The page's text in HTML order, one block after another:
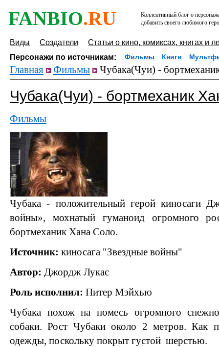
FANBIO.RU
Коллективный блог о
добавить своего любимого
Виды Создатели
Статьи о кино, комиксах, книгах и
Персонажи по источникам:
Фильмы Книги
Главная Фильмы Чубака(Чуи) -
Чубака(Чуи) - бортмеханик
Фильмы
Чубака - положительный герой киносаги
войны», мохнатый гуманоид огромного
бортмеханик Хана Соло.
Источник: киносага "Звездные войны"
Автор: Джордж Лукас
Роль исполнил: Питер Мэйхью
Чубака похож на помесь огромного
собаки. Рост Чубаки около 2 метров. Как
одежды, поскольку покрыт густой шерстью.